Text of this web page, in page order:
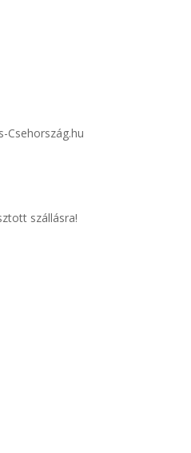
Csehország.hu
szállásra!